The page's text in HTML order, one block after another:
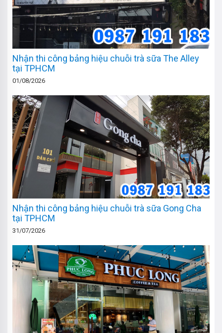
Nhận thi công bảng hiệu chuỗi trà sữa The Alley
tại TPHCM
01/08/2026
Nhận thi công bảng hiệu chuỗi trà sữa Gong Cha
tại TPHCM
31/07/2026